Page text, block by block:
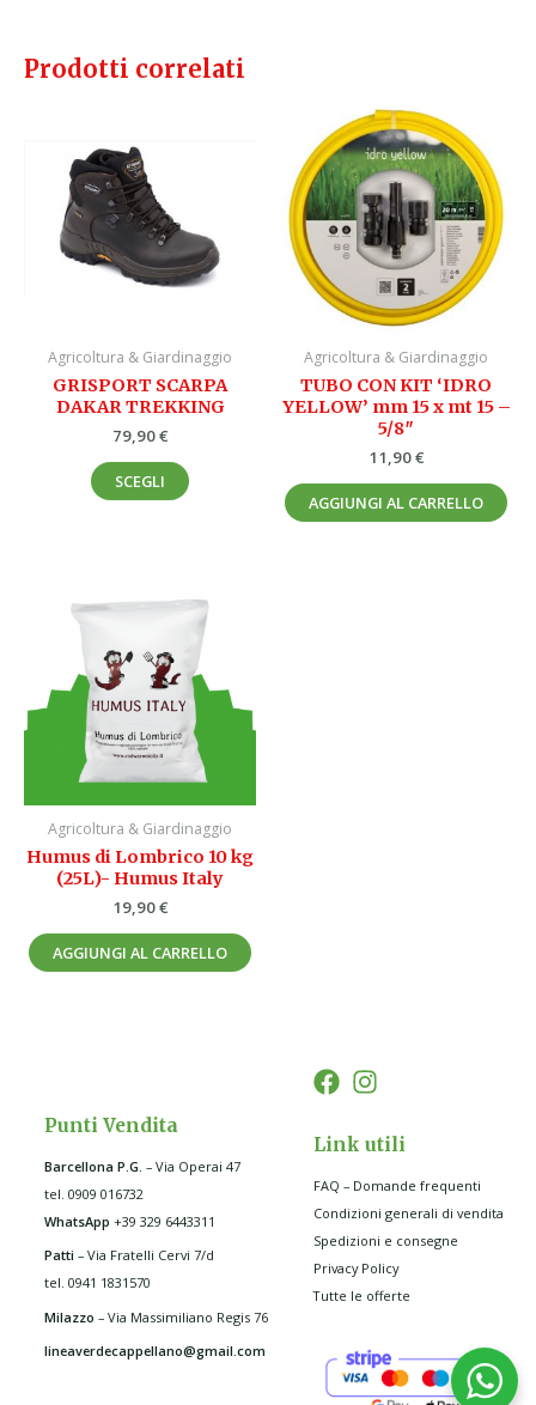
Prodotti correlati
Agricoltura & Giardinaggio
GRISPORT SCARPA
DAKAR TREKKING
79,90€
SCEGLI
Le
opzioni
scelte
nella
pagina
prodotto
Agricoltura & Giardinaggio
TUBO CON KIT ‘IDRO
YELLOW’ mm 15 x mt 15 –
5/8″
11,90€
AGGIUNGI AL CARRELLO
Agricoltura & Giardinaggio
Humus di Lombrico 10 kg
(25L)- Humus Italy
19,90€
AGGIUNGI AL CARRELLO
Punti Vendita
Barcellona P.G. – Via Operai 47
tel. 0909 016732
WhatsApp +39 329 6443311
Patti – Via Fratelli Cervi 7/d
tel. 0941 1831570
Milazzo– Via Massimiliano Regis 76
lineaverdecappellano@gmail.com
Link utili
FAQ – Domande frequenti
Condizioni generali di vendita
Spedizioni e consegne
Privacy Policy
Tutte le offerte